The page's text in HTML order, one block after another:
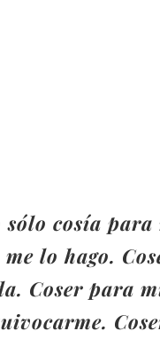
sólo cosía
lo hago.
Coser para